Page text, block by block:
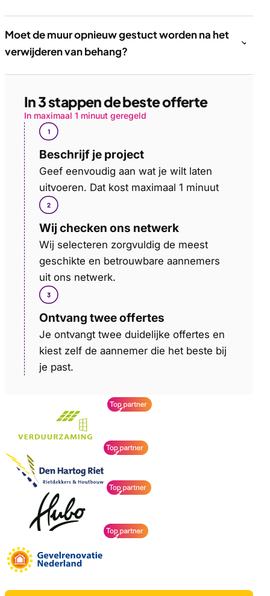
Moet de muur opnieuw gestuct worden na het
verwijderen van behang?
In 3 stappen de beste offerte
In maximaal 1 minuut geregeld
Beschrijf je project
Geef eenvoudig aan wat je wilt laten
uitvoeren. Dat kost maximaal 1 minuut
Wij checken ons netwerk
Wij selecteren zorgvuldig de meest
geschikte en betrouwbare aannemers
uit ons netwerk.
Ontvang twee offertes
Je ontvangt twee duidelijke offertes en
kiest zelf de aannemer die het beste bij
je past.